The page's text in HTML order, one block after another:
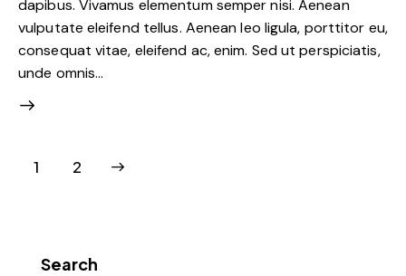
dapibus. Vivamus elementum semper nisi. Aenean
vulputate eleifend tellus. Aenean leo ligula, porttitor eu,
consequat vitae, eleifend ac, enim. Sed ut perspiciatis,
unde omnis…
1 2
Search